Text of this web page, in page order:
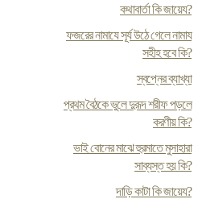
কথাবার্তা কি জায়েয?
ফজরের নামাযে সূর্য উঠে গেলে নামায
সহীহ হবে কি?
স্বপ্নের ব্যাখ্যা
প্রথম বৈঠকে ভুলে দুরূদ শরীফ পড়লে
করণীয় কি?
ভাই বোনের মাঝে হুরমাতে মুসাহারা
সাব্যস্ত হয় কি?
দাড়ি কাটা কি জায়েয?